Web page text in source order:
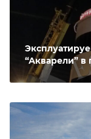
“Акварели” в